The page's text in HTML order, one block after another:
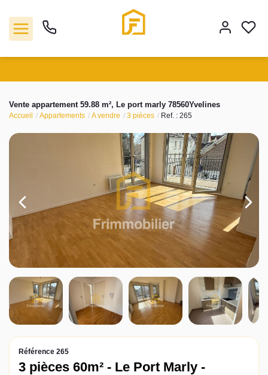
Vente
Location
Gestion
Estimation
Agence
Actualités
Contact
Vente appartement 59.88 m², Le port marly 78560Yvelines
Accueil Appartements A vendre 3 pièces Ref. : 265
Référence 265
3 pièces 60m² - Le Port Marly -